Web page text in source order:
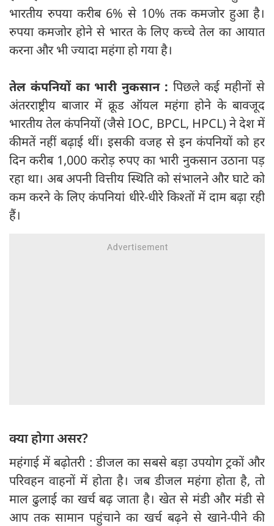
भारतीय रुपया करीब 6% से 10% तक कमजोर हुआ है।
रुपया कमजोर होने से भारत के लिए कच्चे तेल का आयात
करना और भी ज्यादा महंगा हो गया है।
तेल कंपनियों का भारी नुकसान : पिछले कई महीनों से
अंतरराष्ट्रीय बाजार में क्रूड ऑयल महंगा होने के बावजूद
भारतीय तेल कंपनियों (जैसे IOC, BPCL, HPCL) ने देश में
कीमतें नहीं बढ़ाई थीं। इसकी वजह से इन कंपनियों को हर
दिन करीब 1,000 करोड़ रुपए का भारी नुकसान उठाना पड़
रहा था। अब अपनी वित्तीय स्थिति को संभालने और घाटे को
कम करने के लिए कंपनियां धीरे-धीरे किश्तों में दाम बढ़ा रही
हैं।
क्या होगा असर?
महंगाई में बढ़ोतरी : डीजल का सबसे बड़ा उपयोग ट्रकों और
परिवहन वाहनों में होता है। जब डीजल महंगा होता है, तो
माल ढुलाई का खर्च बढ़ जाता है। खेत से मंडी और मंडी से
आप तक सामान पहुंचाने का खर्च बढ़ने से खाने-पीने की